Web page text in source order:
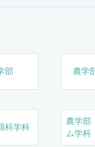
部 農学
科学科
農学
ム学科